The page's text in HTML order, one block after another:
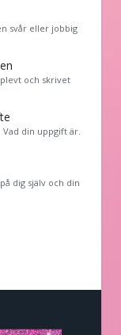
svår eller jobbig
och skrivet
din uppgift är.
dig själv och din